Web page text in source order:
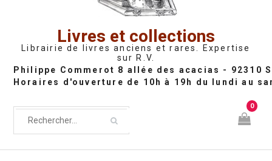
Livres et collections
Librairie de livres anciens et rares. Expertise
sur R.V.
0